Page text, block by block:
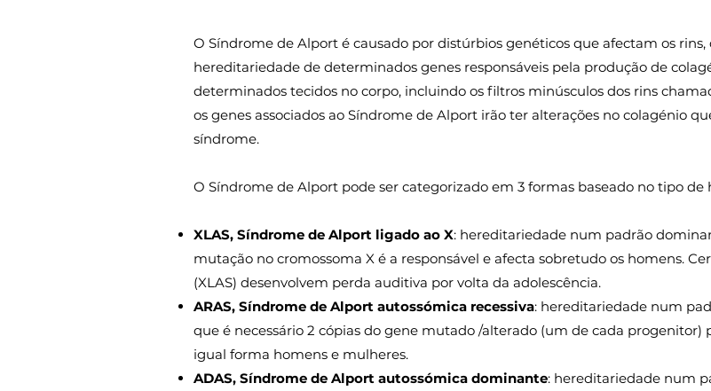
O Síndrome de Alport é causado por distúrbios genéticos que afectam os rins,
hereditariedade de determinados genes responsáveis pela produção de
determinados tecidos no corpo, incluindo os filtros minúsculos dos rins
os genes associados ao Síndrome de Alport irão ter alterações no colagénio
síndrome.
O Síndrome de Alport pode ser categorizado em 3 formas baseado no tipo de
XLAS, Síndrome de Alport ligado ao X: hereditariedade num padrão
mutação no cromossoma X é a responsável e afecta sobretudo os homens.
(XLAS) desenvolvem perda auditiva por volta da adolescência.
ARAS, Síndrome de Alport autossómica recessiva: hereditariedade num
que é necessário 2 cópias do gene mutado /alterado (um de cada progenitor)
igual forma homens e mulheres.
ADAS, Síndrome de Alport autossómica dominante: hereditariedade num